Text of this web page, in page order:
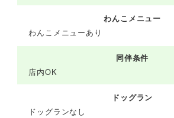
わんこメニュー
わんこメニューあり
同伴条件
店内OK
ドッグラン
ドッグランなし